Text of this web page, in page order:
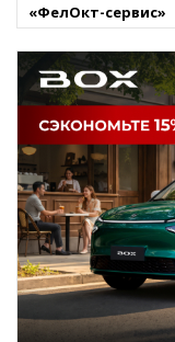
«ФелОкт-сервис»